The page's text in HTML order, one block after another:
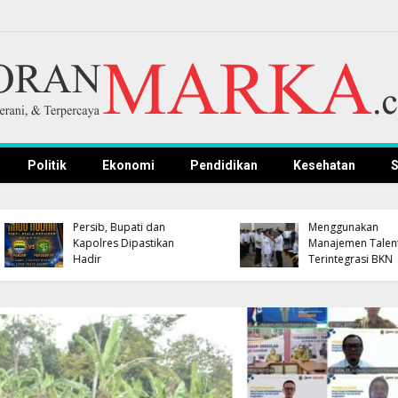
Politik Ekonomi Pendidikan Kesehatan
Hebat! Ada Jalan Tol
"Donald J. Trump" di
Wilayah Sahara Maroko
Official Statement by the
Royal Office of